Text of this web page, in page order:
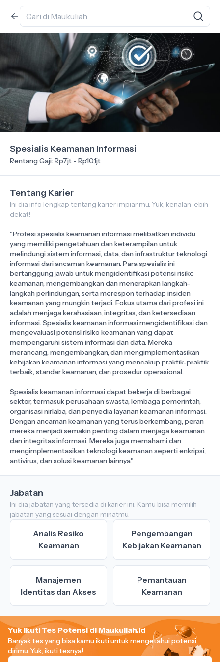
Spesialis Keamanan Informasi
Rentang Gaji: Rp7jt - Rp10,1jt
Tentang Karier
Ini dia info lengkap tentang karier impianmu. Yuk, kenalan lebih
dekat!
"Profesi spesialis keamanan informasi melibatkan individu
yang memiliki pengetahuan dan keterampilan untuk
melindungi sistem informasi, data, dan infrastruktur teknologi
informasi dari ancaman keamanan. Para spesialis ini
bertanggung jawab untuk mengidentifikasi potensi risiko
keamanan, mengembangkan dan menerapkan langkah-
langkah perlindungan, serta merespon terhadap insiden
keamanan yang mungkin terjadi. Fokus utama dari profesi ini
adalah menjaga kerahasiaan, integritas, dan ketersediaan
informasi. Spesialis keamanan informasi mengidentifikasi dan
mengevaluasi potensi risiko keamanan yang dapat
mempengaruhi sistem informasi dan data. Mereka
merancang, mengembangkan, dan mengimplementasikan
kebijakan keamanan informasi yang mencakup praktik-praktik
terbaik, standar keamanan, dan prosedur operasional.
Spesialis keamanan informasi dapat bekerja di berbagai
sektor, termasuk perusahaan swasta, lembaga pemerintah,
organisasi nirlaba, dan penyedia layanan keamanan informasi.
Dengan ancaman keamanan yang terus berkembang, peran
mereka menjadi semakin penting dalam menjaga keamanan
dan integritas informasi. Mereka juga memahami dan
mengimplementasikan teknologi keamanan seperti enkripsi,
Jabatan
Ini dia jabatan yang tersedia di karier ini. Kamu bisa memilih
jabatan yang sesuai dengan minatmu.
Analis Resiko
Keamanan
Pengembangan
Kebijakan Keamanan
Manajemen
Identitas dan Akses
Pemantauan
Keamanan
Yuk ikuti Tes Potensi di Maukuliah.id
Banyak tes yang bisa kamu ikuti untuk mengetahui potensi
dirimu.Yuk, ikuti tesnya!